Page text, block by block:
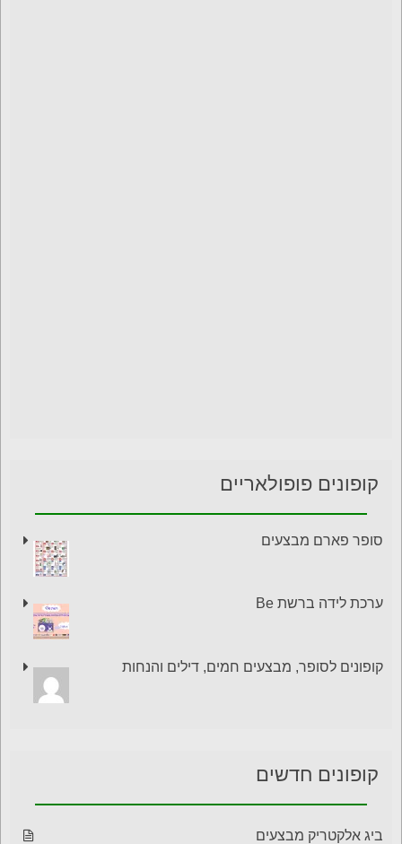
קופונים פופולאריים
סופר פארם מבצעים
ערכת לידה ברשת Be
קופונים לסופר, מבצעים חמים, דילים והנחות
קופונים חדשים
ביג אלקטריק מבצעים